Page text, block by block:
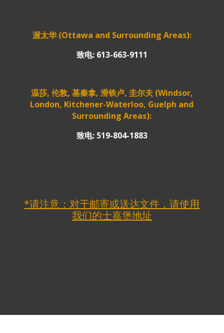
渥太华 (Ottawa and Surrounding Areas):
致电: 613-663-9111
温莎, 伦敦, 基秦拿, 滑铁卢, 圭尔夫 (Windsor,
London, Kitchener-Waterloo, Guelph and
Surrounding Areas):
致电: 519-804-1883
*请注意：对于邮寄或送达文件，请使用
我们的士嘉堡地址